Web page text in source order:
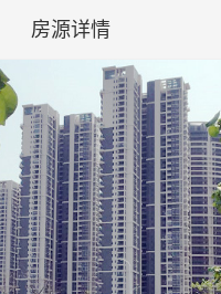
房源详情